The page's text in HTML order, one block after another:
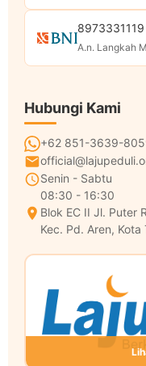
8973331119
A.n. Langkah
Hubungi Kami
+62 851-3639-
Senin - Sabtu
08:30 - 16:30
Blok EC II Jl. Puter
Kec. Pd. Aren,